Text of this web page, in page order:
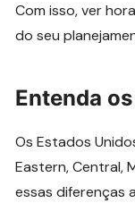
Com isso, ver
do seu
Entenda
Os Estados
Eastern, Central,
essas diferenças